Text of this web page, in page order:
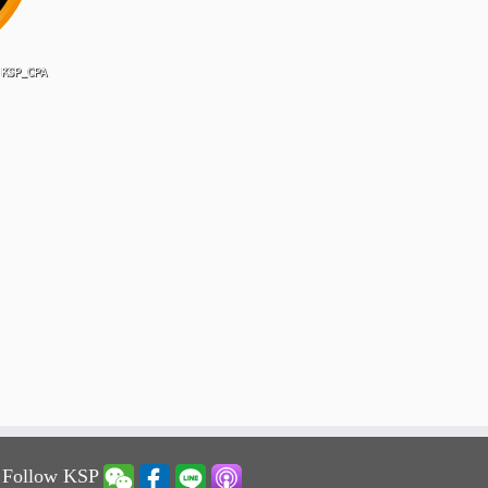
Follow KSP